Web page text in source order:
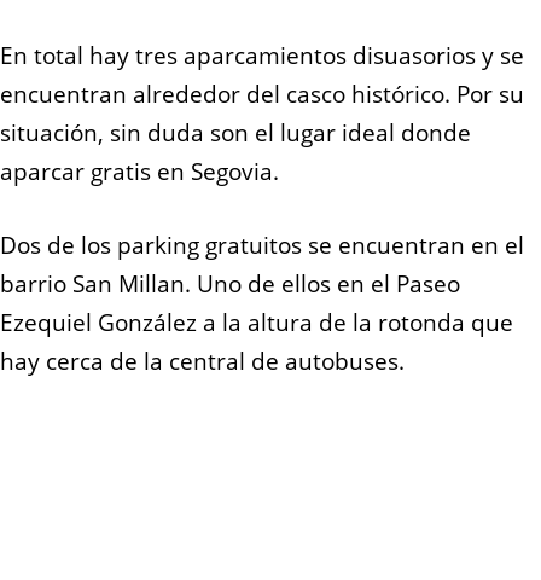
En total hay tres aparcamientos disuasorios y se
encuentran alrededor del casco histórico. Por su
situación, sin duda son el lugar ideal donde
aparcar gratis en Segovia.
Dos de los parking gratuitos se encuentran en el
barrio San Millan. Uno de ellos en el Paseo
Ezequiel González a la altura de la rotonda que
hay cerca de la central de autobuses.